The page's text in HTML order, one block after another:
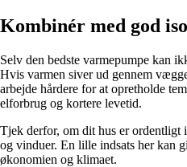
Kombinér med god
Selv den bedste varmepumpe kan
Hvis varmen siver ud gennem
arbejde hårdere for at opretholde
elforbrug og kortere levetid.
Tjek derfor, om dit hus er ordentligt
og vinduer. En lille indsats her kan
økonomien og klimaet.